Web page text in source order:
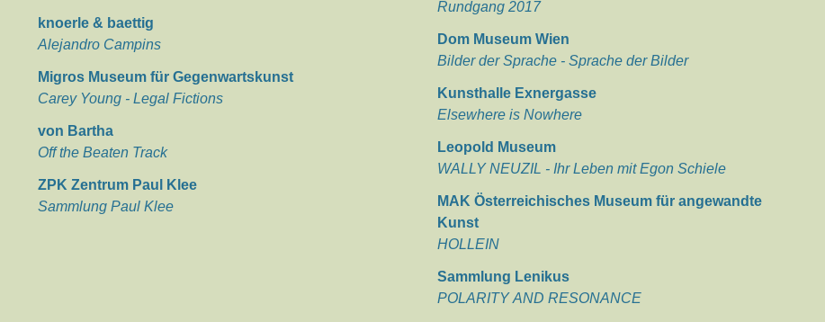
knoerle & baettig
Alejandro Campins
Migros Museum für Gegenwartskunst
Carey Young - Legal Fictions
von Bartha
Off the Beaten Track
ZPK Zentrum Paul Klee
Sammlung Paul Klee
Rundgang 2017
Dom Museum Wien
Bilder der Sprache - Sprache der Bilder
Kunsthalle Exnergasse
Elsewhere is Nowhere
Leopold Museum
WALLY NEUZIL - Ihr Leben mit Egon Schiele
MAK Österreichisches Museum für angewandte
Kunst
HOLLEIN
Sammlung Lenikus
POLARITY AND RESONANCE